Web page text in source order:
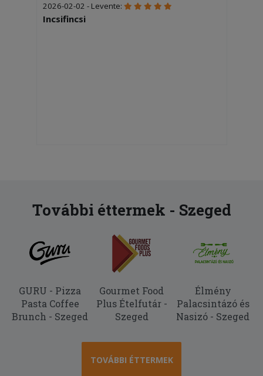
2026-02-02 - Levente:
Incsifincsi
További éttermek - Szeged
GURU - Pizza
Pasta Coffee
Brunch - Szeged
Gourmet Food
Plus Ételfutár -
Szeged
Élmény
Palacsintázó és
Nasizó - Szeged
TOVÁBBI ÉTTERMEK